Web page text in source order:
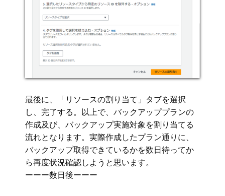
最後に、「リソースの割り当て」タブを選択
し、完了する。以上で、バックアッププランの
作成及び、バックアップ実施対象を割り当てる
流れとなります。実際作成したプラン通りに、
バックアップ取得できているかを数日待ってか
ら再度状況確認しようと思います。
ーーー数日後ーーー